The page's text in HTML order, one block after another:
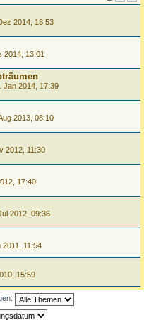
2014, 18:53
2014, 13:01
Jan 2014, 17:39
2013, 08:10
2012, 11:30
17:40
2012, 09:36
2011, 11:54
15:59